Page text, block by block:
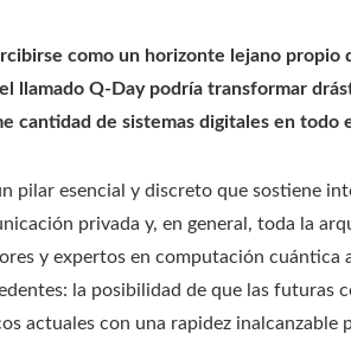
como un horizonte lejano propio
llamado Q-Day podría transformar
cantidad de sistemas digitales en todo
pilar esencial y discreto que sostiene
privada y, en general, toda la
y expertos en computación cuántica
la posibilidad de que las futuras
actuales con una rapidez inalcanzable